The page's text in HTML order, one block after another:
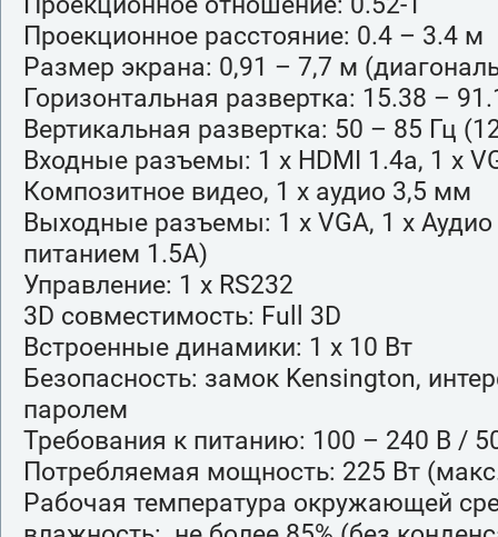
Проекционное расстояние: 0.4 – 3.4 м
Размер экрана: 0,91 – 7,7 м
Горизонтальная развертка: 15.38 –
Вертикальная развертка: 50 – 85 Гц
Входные разъемы: 1 х HDMI 1.4а, 1 x
Композитное видео, 1 x аудио 3,5 мм
Выходные разъемы: 1 x VGA, 1 x
питанием 1.5A)
Управление: 1 x RS232
3D совместимость: Full 3D
Встроенные динамики: 1 х 10 Вт
Безопасность: замок Kensington,
паролем
Требования к питанию: 100 – 240 В /
Потребляемая мощность: 225 Вт
Рабочая температура окружающей